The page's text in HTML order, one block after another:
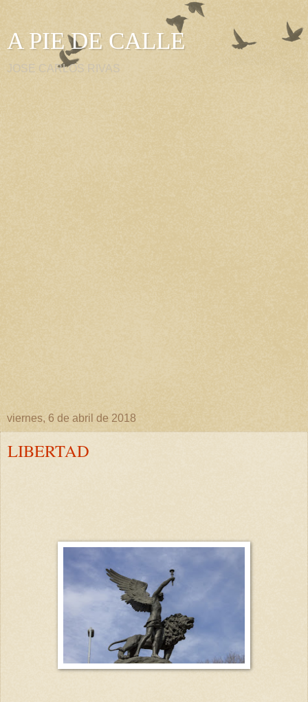
A PIE DE CALLE
JOSE CARLOS RIVAS
viernes, 6 de abril de 2018
LIBERTAD